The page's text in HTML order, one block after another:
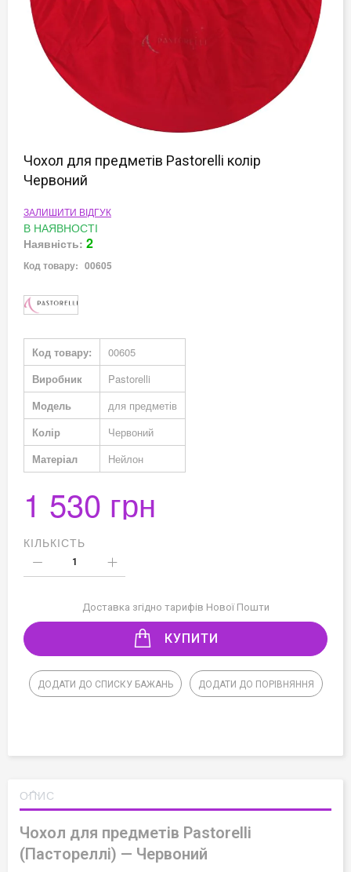
до
галереї
Чохол для предметів Pastorelli колір
Червоний
ЗАЛИШИТИ ВІДГУК
В НАЯВНОСТІ
Наявність: 2
Код товару: 00605
Докладніше
Код товару:
00605
Виробник
Pastorelli
Модель
для предметів
Колір
Червоний
Матеріал
Нейлон
1 530 грн
КІЛЬКІСТЬ
Доставка згідно тарифів Нової Пошти
КУПИТИ
ДОДАТИ ДО СПИСКУ БАЖАНЬ ДОДАТИ ДО ПОРІВНЯННЯ
ОПИС
Чохол для предметів Pastorelli
(Пастореллі) — Червоний